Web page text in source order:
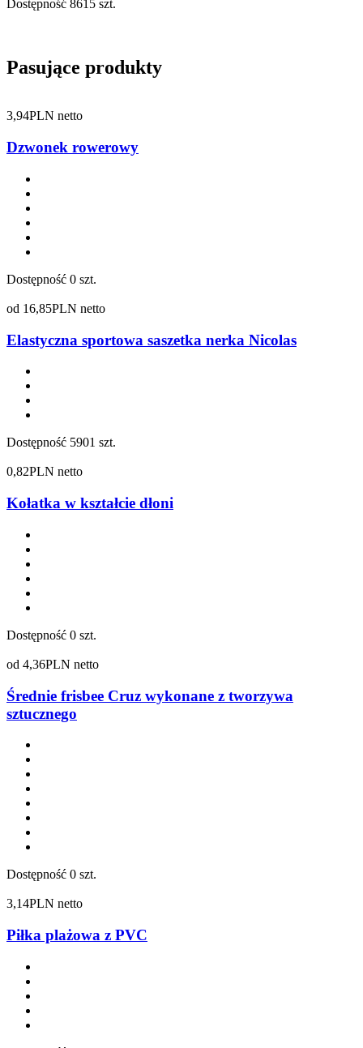
Dostępność 8615 szt.
Pasujące produkty
3,94PLN netto
Dzwonek rowerowy
Dostępność 0 szt.
od 16,85PLN netto
Elastyczna sportowa saszetka nerka Nicolas
Dostępność 5901 szt.
0,82PLN netto
Kołatka w kształcie dłoni
Dostępność 0 szt.
od 4,36PLN netto
Średnie frisbee Cruz wykonane z tworzywa
sztucznego
Dostępność 0 szt.
3,14PLN netto
Piłka plażowa z PVC